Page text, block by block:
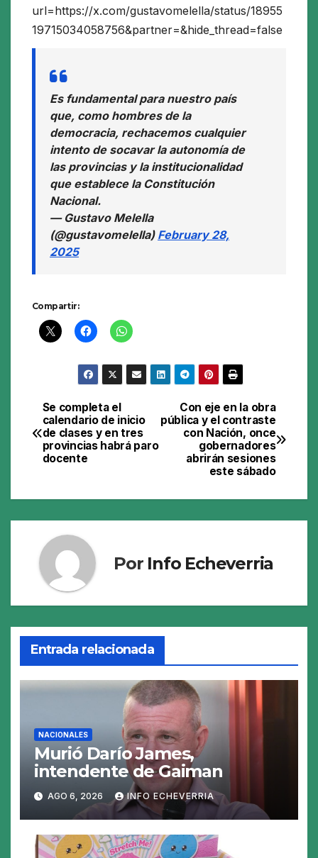
url=https://x.com/gustavomelella/status/18955
19715034058756&partner=&hide_thread=false
Es fundamental para nuestro país
que, como hombres de la
democracia, rechacemos cualquier
intento de socavar la autonomía de
las provincias y la institucionalidad
que establece la Constitución
Nacional.
— Gustavo Melella
(@gustavomelella) February 28,
2025
Compartir:
Navegación
de
Con eje en la obra
pública y el contraste
con Nación, once
gobernadores
abrirán sesiones
este sábado
Se completa el
calendario de inicio
de clases y en tres
provincias habrá paro
docente
Por Info Echeverria
Entrada relacionada
NACIONALES
Murió Darío James,
intendente de Gaiman
AGO 6, 2026 INFO ECHEVERRIA